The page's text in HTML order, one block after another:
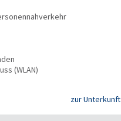
(WLAN)
zur Unterkunft